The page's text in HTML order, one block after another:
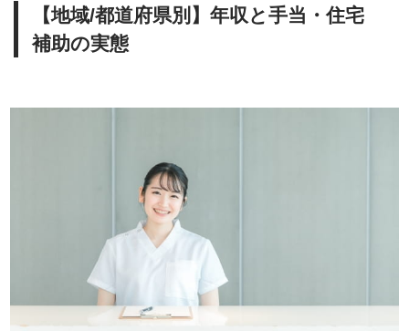
【地域/都道府県別】年収と手当・住宅
補助の実態